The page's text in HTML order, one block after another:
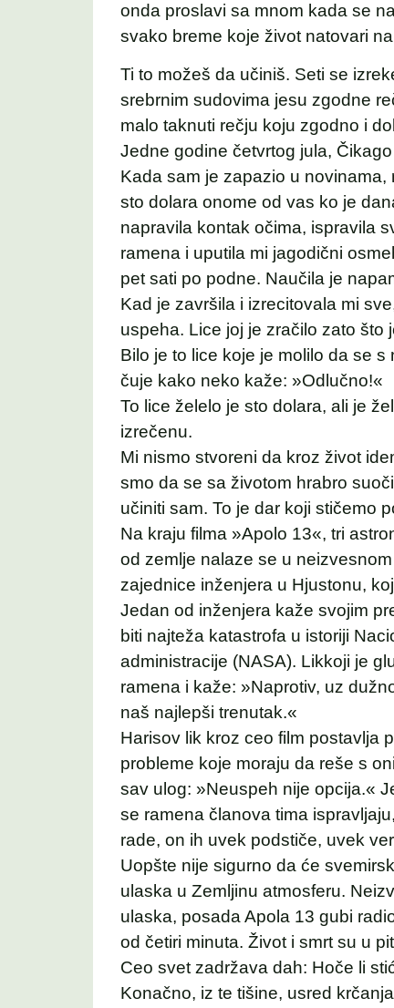
onda proslavi sa mnom kada se
svako breme koje život natovari
Ti to možeš da učiniš. Seti se
srebrnim sudovima jesu zgodne
malo taknuti rečju koju zgodno i
Jedne godine četvrtog jula,
Kada sam je zapazio u
sto dolara onome od vas ko je
napravila kontak očima, ispravila
ramena i uputila mi jagodični
pet sati po podne. Naučila je
Kad je završila i izrecitovala mi
uspeha. Lice joj je zračilo zato što
Bilo je to lice koje je molilo da se
čuje kako neko kaže: »Odlučno!«
To lice želelo je sto dolara, ali je
izrečenu.
Mi nismo stvoreni da kroz život
smo da se sa životom hrabro
učiniti sam. To je dar koji stičemo
Na kraju filma »Apolo 13«, tri
od zemlje nalaze se u
zajednice inženjera u Hjustonu,
Jedan od inženjera kaže svojim
biti najteža katastrofa u istoriji
administracije (NASA). Likkoji je
ramena i kaže: »Naprotiv, uz
naš najlepši trenutak.«
Harisov lik kroz ceo film postavlja
probleme koje moraju da reše s
sav ulog: »Neuspeh nije opcija.«
se ramena članova tima
rade, on ih uvek podstiče, uvek
Uopšte nije sigurno da će
ulaska u Zemljinu atmosferu.
ulaska, posada Apola 13 gubi
od četiri minuta. Život i smrt su u
Ceo svet zadržava dah: Hoče li
Konačno, iz te tišine, usred